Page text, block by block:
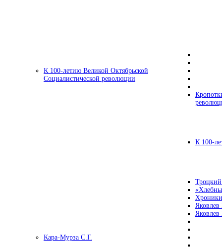
К 100-летию Великой Октябрьской
Социалистической революции
К 100-
Кара-Мурза С.Г.